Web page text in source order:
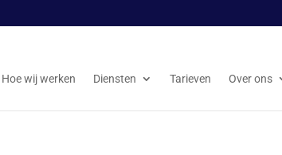
Hoe wij werken Diensten Tarieven Over ons